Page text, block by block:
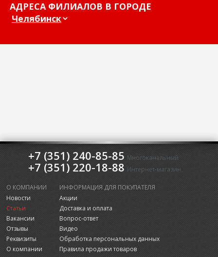
АДРЕСА ФИЛИАЛОВ В ГОРОДЕ
+7 (351) 240-85-85 Многоканальный
+7 (351) 220-18-88 Интернет-магазин
О КОМПАНИИ
Новости
Статьи
Вакансии
Отзывы
Реквизиты
О компании
ИНФОРМАЦИЯ ДЛЯ ПОКУПАТЕЛЯ
Акции
Доставка и оплата
Вопрос-ответ
Видео
Обработка персональных данных
Правила продажи товаров